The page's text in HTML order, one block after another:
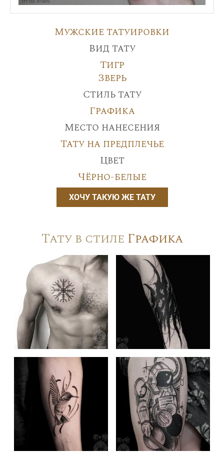
Мужские татуировки
Вид тату
Тигр
Зверь
Стиль тату
Графика
Место нанесения
Тату на предплечье
Цвет
Чёрно-белые
ХОЧУ ТАКУЮ ЖЕ ТАТУ
Тату в стиле Графика